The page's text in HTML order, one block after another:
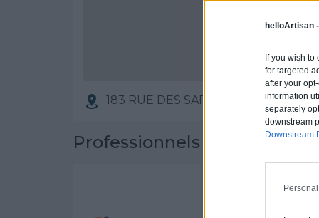
helloArtisan -
If you wish to
for targeted
after your
information
separately
downstream
Downstream
183 RUE DES SAFRANES, 13830
Professionnels partenaires